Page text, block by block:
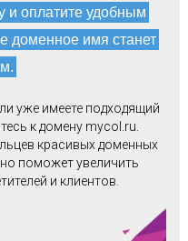
и оплатите удобным
доменное имя станет
уже имеете подходящий
к домену mycol.ru.
красивых доменных
поможет увеличить
и клиентов.